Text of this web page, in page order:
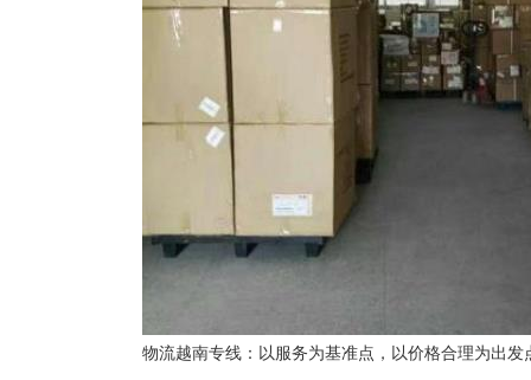
物流越南专线：以服务为基准点，以价格合理为出